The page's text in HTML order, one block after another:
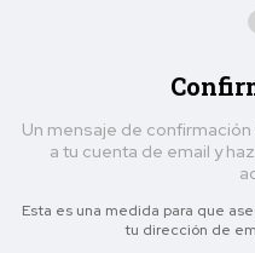
Un mensaje de
a tu cuenta de email y
Esta es una medida para que
tu dirección de